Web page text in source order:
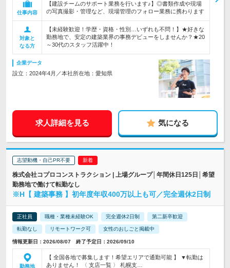
仕事内容
【建設チームのサポート業務を行います♪】◎書類作成や現場
の写真撮影・管理など、現場管理のフォロー業務に携わります
対象と
なる方
【未経験歓迎！学歴・資格・性別…いずれも不問！】★好きな
勤務地で、安定の建築業界の事務デビューをしませんか？★20
～30代のスタッフ活躍中！
企業データ
設立：2024年4月／本社所在地：愛知県
求人詳細を見る 気になる
志望動機・自己PR不要
株式会社コプロコンストラクション | 上場グループ│年間休日125日│希望
勤務地で働けて転勤なし
※H【 建築事務 】初年度年収400万以上も可／完全週休2日制
正社員 職種・業種未経験OK 完全週休2日制 第二新卒歓迎
転勤なし リモートワーク可 女性のおしごと掲載中
情報更新日：2026/08/07 終了予定日：2026/09/10
勤務地
【 全国各地で募集します！希望エリアで通勤可能 】 ▼転勤は
ありません！ 〈 支店一覧 〉 札幌支…